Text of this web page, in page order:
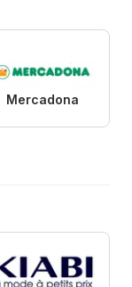
Mercadona